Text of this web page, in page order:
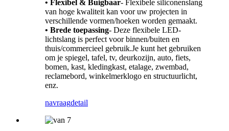
• Flexibel & Buigbaar- Flexibele siliconenslang
van hoge kwaliteit kan voor uw projecten in
verschillende vormen/hoeken worden gemaakt.
• Brede toepassing- Deze flexibele LED-
lichtslang is perfect voor binnen/buiten en
thuis/commercieel gebruik.Je kunt het gebruiken
om je spiegel, tafel, tv, deurkozijn, auto, fiets,
bomen, kast, kledingkast, etalage, zwembad,
reclamebord, winkelmerklogo en structuurlicht,
enz.
navraagdetail